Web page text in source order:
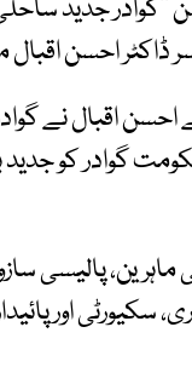
ڈاکٹر احسن
اقبال نے
گوادر کو
پالیسی
سکیورٹی اور